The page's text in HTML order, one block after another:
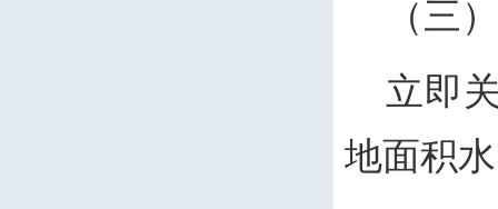
（三
立即
地面积